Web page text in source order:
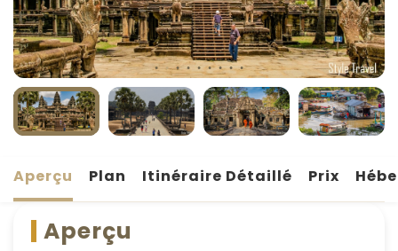
Aperçu Plan Itinéraire Détaillé Prix
Aperçu